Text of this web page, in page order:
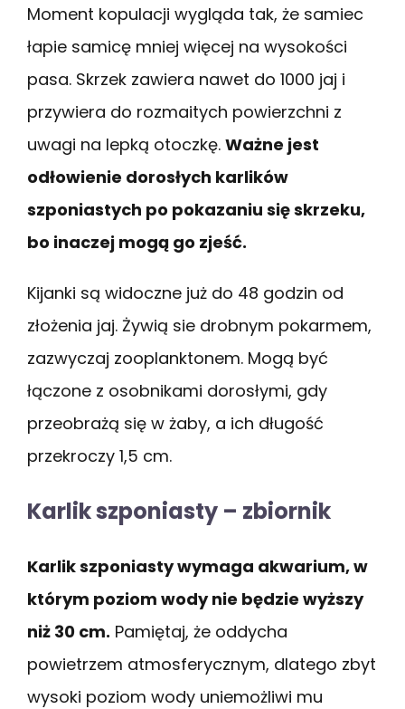
Moment kopulacji wygląda tak, że samiec
łapie samicę mniej więcej na wysokości
pasa. Skrzek zawiera nawet do 1000 jaj i
przywiera do rozmaitych powierzchni z
uwagi na lepką otoczkę. Ważne jest
odłowienie dorosłych karlików
szponiastych po pokazaniu się skrzeku,
bo inaczej mogą go zjeść.
Kijanki są widoczne już do 48 godzin od
złożenia jaj. Żywią sie drobnym pokarmem,
zazwyczaj zooplanktonem. Mogą być
łączone z osobnikami dorosłymi, gdy
przeobrażą się w żaby, a ich długość
przekroczy 1,5 cm.
Karlik szponiasty – zbiornik
Karlik szponiasty wymaga akwarium, w
którym poziom wody nie będzie wyższy
niż 30 cm. Pamiętaj, że oddycha
powietrzem atmosferycznym, dlatego zbyt
wysoki poziom wody uniemożliwi mu